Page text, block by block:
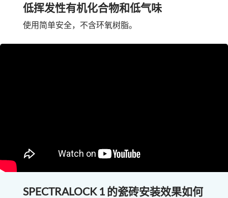
低挥发性有机化合物和低气味
使用简单安全，不含环氧树脂。
SPECTRALOCK 1 的瓷砖安装效果如何